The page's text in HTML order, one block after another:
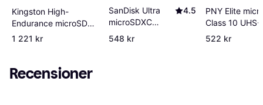
Kingston High-
Endurance microSDXC
Class 10 UHS-I U1 A1
1 221 kr
SanDisk Ultra
microSDXC
Class 10 UHS-I
4.5
548 kr
PNY Elite
Class 10 UHS-
100MB/s
522 kr
Recensioner